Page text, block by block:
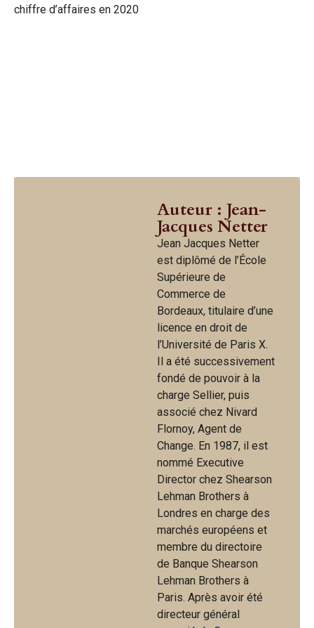
chiffre d’affaires en 2020
Auteur : Jean-
Jacques Netter
Jean Jacques Netter
est diplômé de l’École
Supérieure de
Commerce de
Bordeaux, titulaire d’une
licence en droit de
l’Université de Paris X.
Il a été successivement
fondé de pouvoir à la
charge Sellier, puis
associé chez Nivard
Flornoy, Agent de
Change. En 1987, il est
nommé Executive
Director chez Shearson
Lehman Brothers à
Londres en charge des
marchés européens et
membre du directoire
de Banque Shearson
Lehman Brothers à
Paris. Après avoir été
directeur général